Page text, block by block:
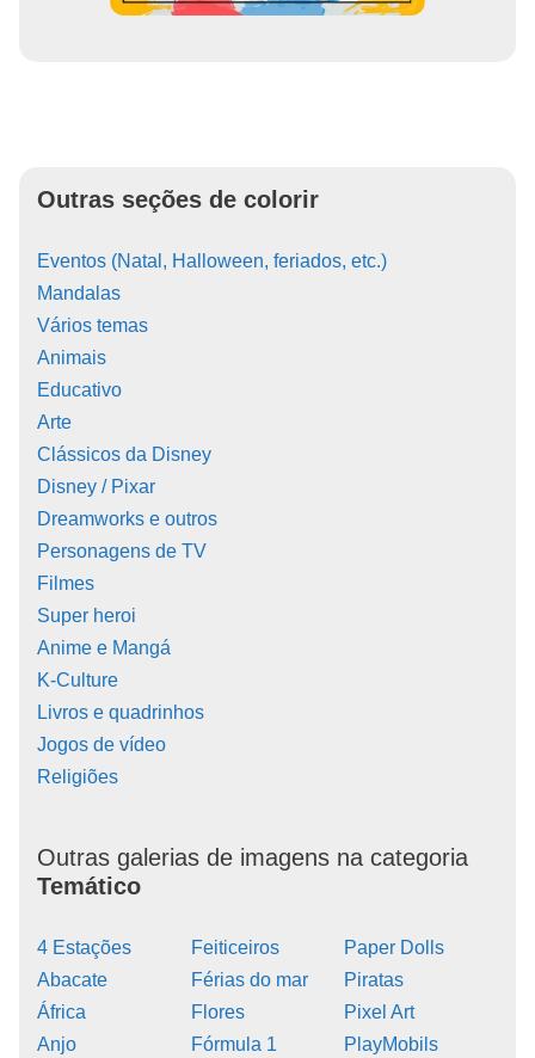
Outras seções de colorir
Eventos (Natal, Halloween, feriados, etc.)
Mandalas
Vários temas
Animais
Educativo
Arte
Clássicos da Disney
Disney / Pixar
Dreamworks e outros
Personagens de TV
Filmes
Super heroi
Anime e Mangá
K-Culture
Livros e quadrinhos
Jogos de vídeo
Religiões
Outras galerias de imagens na categoria
Temático
4 Estações
Abacate
África
Anjo
Feiticeiros
Férias do mar
Flores
Fórmula 1
Paper Dolls
Piratas
Pixel Art
PlayMobils